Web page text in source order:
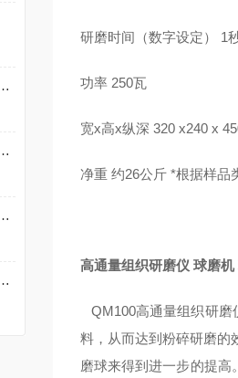
腐层如何除锈维护呢？
应釜的操作规程应有几个步骤
釜法兰配件质量的好坏？
釜粘壁的四个工艺因素
研磨时间（数字设定） 1
功率 250瓦
宽x高x纵深 320 x240 x
净重 约26公斤 *根据样品
高通量组织研磨仪 球磨机
QM100高通量组织研
料，从而达到粉碎研磨的
磨球来得到进一步的提